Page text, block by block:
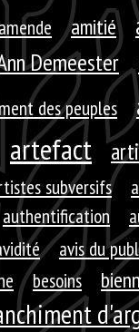
amende amitié
Demeester
des peuples
artefact
subversifs
authentification
avis du
besoins